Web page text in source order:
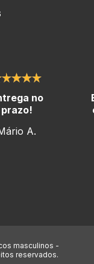
no
prazo!
A.
masculinos -
reservados.